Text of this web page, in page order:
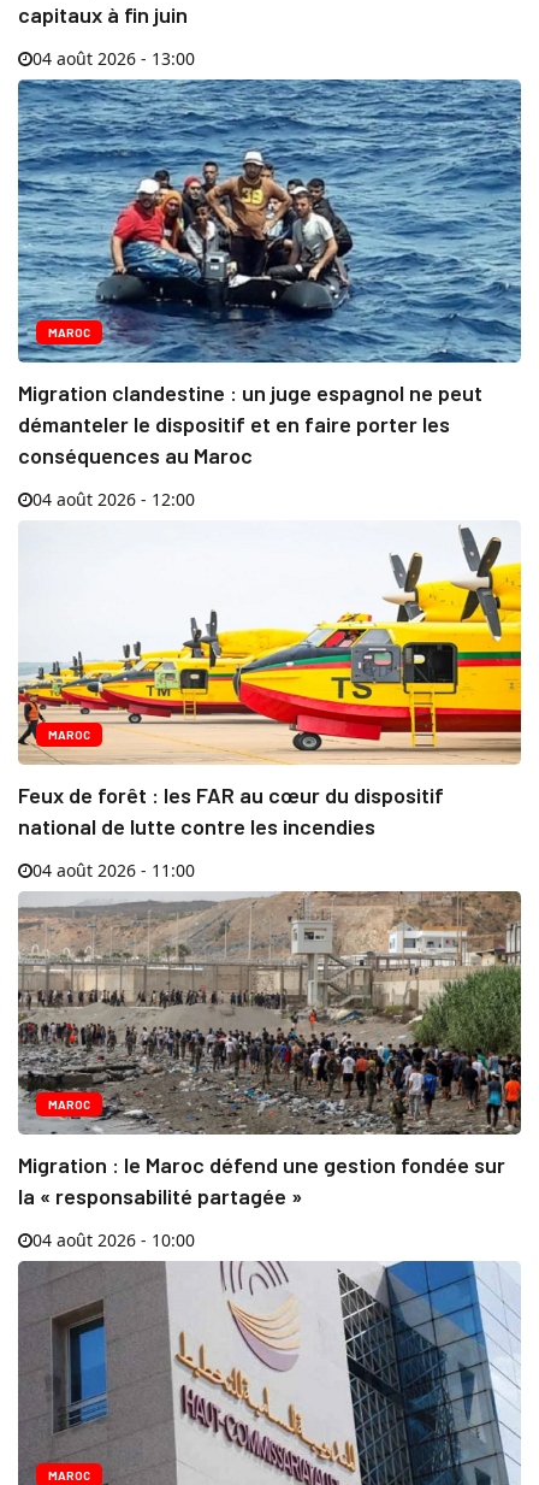
capitaux à fin juin
04 août 2026 - 13:00
MAROC
Migration clandestine : un juge espagnol ne peut
démanteler le dispositif et en faire porter les
conséquences au Maroc
04 août 2026 - 12:00
MAROC
Feux de forêt : les FAR au cœur du dispositif
national de lutte contre les incendies
04 août 2026 - 11:00
MAROC
Migration : le Maroc défend une gestion fondée sur
la « responsabilité partagée »
04 août 2026 - 10:00
MAROC